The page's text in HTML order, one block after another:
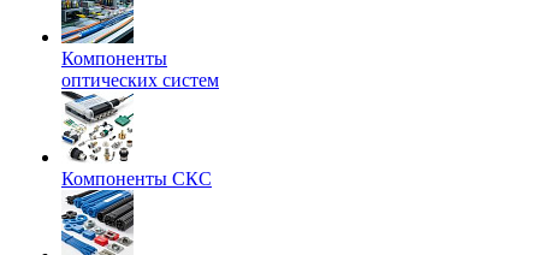
Компоненты
оптических систем
Компоненты СКС